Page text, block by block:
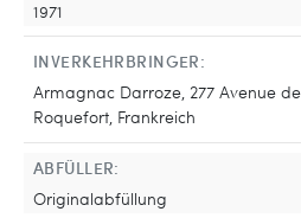
1971
INVERKEHRBRINGER:
Armagnac Darroze, 277 Avenue
Roquefort, Frankreich
ABFÜLLER:
Originalabfüllung